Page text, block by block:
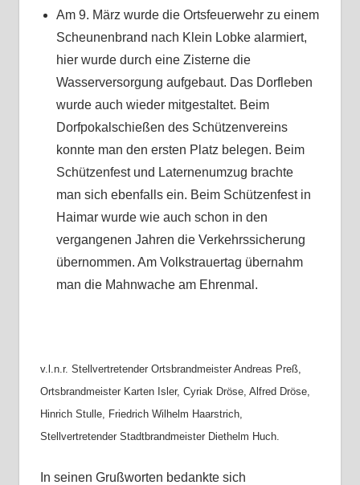
Am 9. März wurde die Ortsfeuerwehr zu einem
Scheunenbrand nach Klein Lobke alarmiert,
hier wurde durch eine Zisterne die
Wasserversorgung aufgebaut. Das Dorfleben
wurde auch wieder mitgestaltet. Beim
Dorfpokalschießen des Schützenvereins
konnte man den ersten Platz belegen. Beim
Schützenfest und Laternenumzug brachte
man sich ebenfalls ein. Beim Schützenfest in
Haimar wurde wie auch schon in den
vergangenen Jahren die Verkehrssicherung
übernommen. Am Volkstrauertag übernahm
man die Mahnwache am Ehrenmal.
v.l.n.r. Stellvertretender Ortsbrandmeister Andreas Preß,
Ortsbrandmeister Karten Isler, Cyriak Dröse, Alfred Dröse,
Hinrich Stulle, Friedrich Wilhelm Haarstrich,
Stellvertretender Stadtbrandmeister Diethelm Huch.
In seinen Grußworten bedankte sich